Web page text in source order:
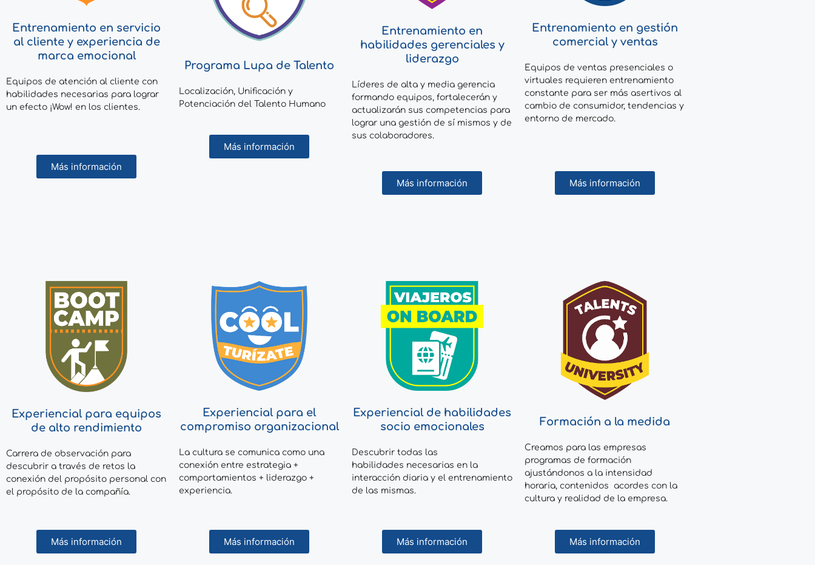
Entrenamiento en servicio
al cliente y experiencia de
marca emocional
Equipos de atención al cliente con
habilidades necesarias para lograr
un efecto ¡Wow! en los clientes.
Más información
Programa Lupa de Talento
Localización, Unificación y
Potenciación del Talento Humano
Más información
Entrenamiento en
habilidades gerenciales y
liderazgo
Líderes de alta y media gerencia
formando equipos, fortalecerán y
actualizarán sus competencias para
lograr una gestión de sí mismos y de
sus colaboradores.
Más información
Entrenamiento en gestión
comercial y ventas
Equipos de ventas presenciales o
virtuales requieren entrenamiento
constante para ser más asertivos al
cambio de consumidor, tendencias y
entorno de mercado.
Más información
Experiencial para equipos
de alto rendimiento
Carrera de observación para
descubrir a través de retos la
conexión del propósito personal con
el propósito de la compañía.
Más información
Experiencial para el
compromiso organizacional
La cultura se comunica como una
conexión entre estrategia +
comportamientos + liderazgo +
experiencia.
Más información
Experiencial de habilidades
socio emocionales
Descubrir todas las
habilidades necesarias en la
interacción diaria y el entrenamiento
de las mismas.
Más información
Formación a la medida
Creamos para las empresas
programas de formación
ajustándonos a la intensidad
horaria, contenidos acordes con la
cultura y realidad de la empresa.
Más información